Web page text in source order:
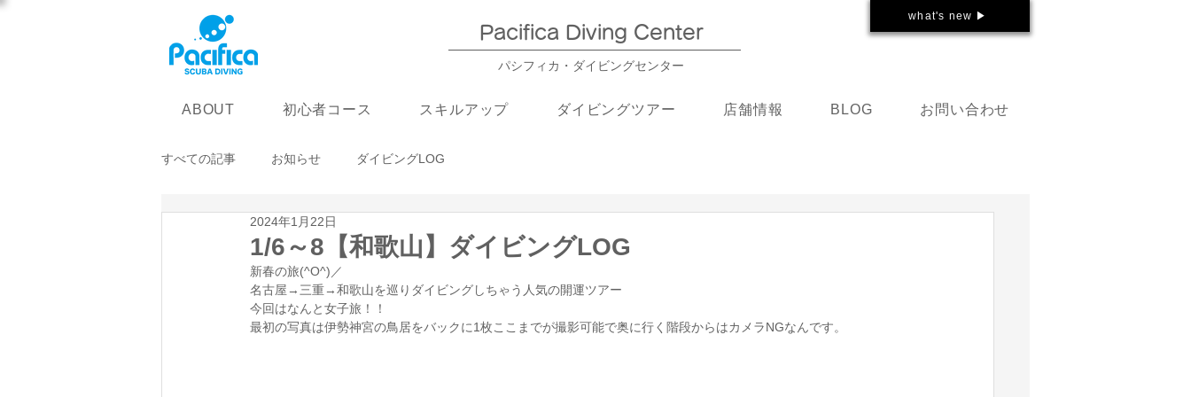
Pacifica Diving Center​
パシフィカ・ダイビングセンター
what's new ▶
ABOUT 初心者コース スキルアップ ダイビングツアー 店舗情報 BLOG お問い合わせ
すべての記事 お知らせ ダイビングLOG
1/6～8【和歌山】ダイビングLOG
2024年1月22日
新春の旅(^O^)／
名古屋→三重→和歌山を巡りダイビングしちゃう人気の開運ツアー
今回はなんと女子旅！！
最初の写真は伊勢神宮の鳥居をバックに1枚ここまでが撮影可能で奥に行く階段からはカメラNGなんです。